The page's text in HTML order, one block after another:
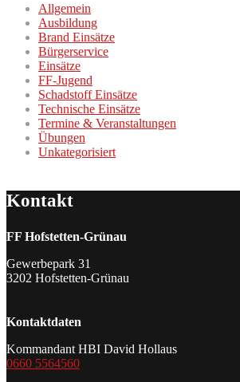
Allgemein
Ausbildung
Brand Einsätze
Bürgerservice
Einsätze
FF-Jugend
Schadstoff Einsätze
Technische Einsätze
Termine & Veranstaltungen
Übungen
Unkategorisiert
Kontakt
FF Hofstetten-Grünau
Gewerbepark 31
3202 Hofstetten-Grünau
Kontaktdaten
Kommandant HBI David Hollaus
0660 5564560